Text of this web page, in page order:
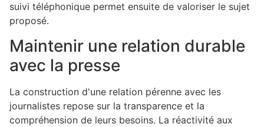
suivi téléphonique permet ensuite de valoriser le sujet
proposé.
Maintenir une relation durable
avec la presse
La construction d'une relation pérenne avec les
journalistes repose sur la transparence et la
compréhension de leurs besoins. La réactivité aux